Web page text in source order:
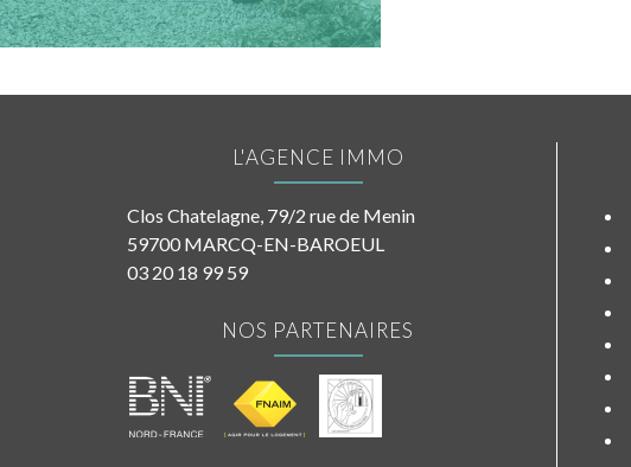
L'AGENCE IMMO
Clos Chatelagne, 79/2 rue de Menin
59700 MARCQ-EN-BAROEUL
03 20 18 99 59
NOS PARTENAIRES